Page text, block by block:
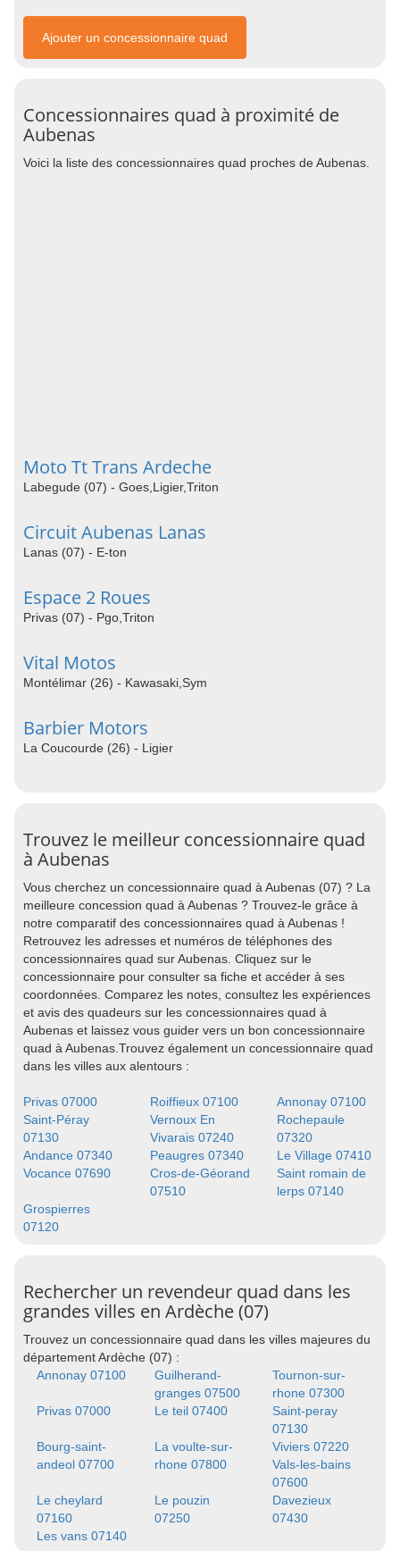
Ajouter un concessionnaire quad
Concessionnaires quad à proximité de
Aubenas
Voici la liste des concessionnaires quad proches de Aubenas.
Moto Tt Trans Ardeche
Labegude (07) - Goes,Ligier,Triton
Circuit Aubenas Lanas
Lanas (07) - E-ton
Espace 2 Roues
Privas (07) - Pgo,Triton
Vital Motos
Montélimar (26) - Kawasaki,Sym
Barbier Motors
La Coucourde (26) - Ligier
Trouvez le meilleur concessionnaire quad
à Aubenas
Vous cherchez un concessionnaire quad à Aubenas (07) ? La
meilleure concession quad à Aubenas ? Trouvez-le grâce à
notre comparatif des concessionnaires quad à Aubenas !
Retrouvez les adresses et numéros de téléphones des
concessionnaires quad sur Aubenas. Cliquez sur le
concessionnaire pour consulter sa fiche et accéder à ses
coordonnées. Comparez les notes, consultez les expériences
et avis des quadeurs sur les concessionnaires quad à
Aubenas et laissez vous guider vers un bon concessionnaire
quad à Aubenas.Trouvez également un concessionnaire quad
dans les villes aux alentours :
Privas 07000 Roiffieux 07100
Annonay 07100
Saint-Péray
07130
Vernoux En
Vivarais 07240
Rochepaule
07320
Andance 07340
Peaugres 07340
Le Village 07410
Vocance 07690
Cros-de-Géorand
07510
Saint romain de
lerps 07140
Grospierres
07120
Rechercher un revendeur quad dans les
grandes villes en Ardèche (07)
Trouvez un concessionnaire quad dans les villes majeures du
département Ardèche (07) :
Annonay 07100
Guilherand-
granges 07500
Tournon-sur-
rhone 07300
Privas 07000
Le teil 07400
Saint-peray
07130
Bourg-saint-
andeol 07700
La voulte-sur-
rhone 07800
Viviers 07220
Vals-les-bains
07600
Le cheylard
07160
Le pouzin
07250
Davezieux
07430
Les vans 07140